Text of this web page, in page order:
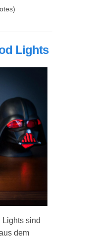
Schneidebrett
Lights
Lights sind
dem